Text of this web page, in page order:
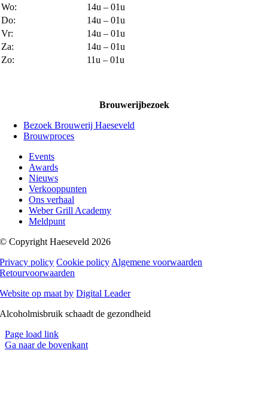
Wo:
14u – 01u
Do:
14u – 01u
Vr:
14u – 01u
Za:
14u – 01u
Zo:
11u – 01u
Brouwerijbezoek
Bezoek Brouwerij Haeseveld
Brouwproces
Events
Awards
Nieuws
Verkooppunten
Ons verhaal
Weber Grill Academy
Meldpunt
© Copyright Haeseveld 2026
Privacy policy Cookie policy Algemene voorwaarden
Retourvoorwaarden
Website op maat by Digital Leader
Alcoholmisbruik schaadt de gezondheid
Page load link
Ga naar de bovenkant